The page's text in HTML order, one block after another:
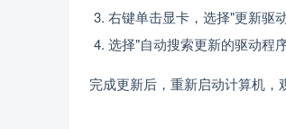
右键单击显卡，选择"更新驱动
选择"自动搜索更新的驱动程
完成更新后，重新启动计算机，